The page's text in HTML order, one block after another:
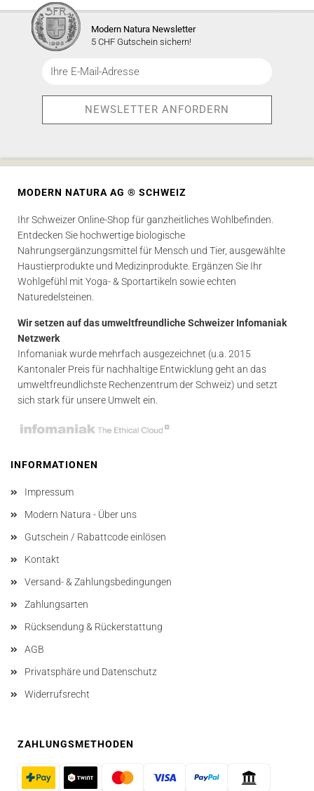
Modern Natura Newsletter
5 CHF Gutschein sichern!
MODERN NATURA AG ® SCHWEIZ
Ihr Schweizer Online-Shop für ganzheitliches Wohlbefinden.
Entdecken Sie hochwertige biologische
Nahrungsergänzungsmittel für Mensch und Tier, ausgewählte
Haustierprodukte und Medizinprodukte. Ergänzen Sie Ihr
Wohlgefühl mit Yoga- & Sportartikeln sowie echten
Naturedelsteinen.
Wir setzen auf das umweltfreundliche Schweizer Infomaniak
Netzwerk
Infomaniak wurde mehrfach ausgezeichnet (u.a. 2015
Kantonaler Preis für nachhaltige Entwicklung geht an das
umweltfreundlichste Rechenzentrum der Schweiz) und setzt
sich stark für unsere Umwelt ein.
INFORMATIONEN
Impressum
Modern Natura - Über uns
Gutschein / Rabattcode einlösen
Kontakt
Versand- & Zahlungsbedingungen
Zahlungsarten
Rücksendung & Rückerstattung
AGB
Privatsphäre und Datenschutz
Widerrufsrecht
ZAHLUNGSMETHODEN